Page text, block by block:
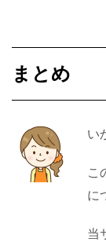
まとめ
い
こ
に
当